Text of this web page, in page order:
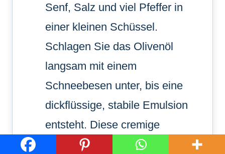
Senf, Salz und viel Pfeffer in
einer kleinen Schüssel.
Schlagen Sie das Olivenöl
langsam mit einem
Schneebesen unter, bis eine
dickflüssige, stabile Emulsion
entsteht. Diese cremige
Konsistenz (wie auf dem Bild